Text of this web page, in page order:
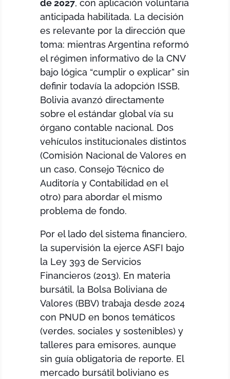
de 2027, con aplicación voluntaria
anticipada habilitada. La decisión
es relevante por la dirección que
toma: mientras Argentina reformó
el régimen informativo de la CNV
bajo lógica “cumplir o explicar” sin
definir todavía la adopción ISSB,
Bolivia avanzó directamente
sobre el estándar global vía su
órgano contable nacional. Dos
vehículos institucionales distintos
(Comisión Nacional de Valores en
un caso, Consejo Técnico de
Auditoría y Contabilidad en el
otro) para abordar el mismo
problema de fondo.
Por el lado del sistema financiero,
la supervisión la ejerce ASFI bajo
la Ley 393 de Servicios
Financieros (2013). En materia
bursátil, la Bolsa Boliviana de
Valores (BBV) trabaja desde 2024
con PNUD en bonos temáticos
(verdes, sociales y sostenibles) y
talleres para emisores, aunque
sin guía obligatoria de reporte. El
mercado bursátil boliviano es